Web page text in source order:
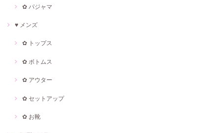
✿ パジャマ
♥ メンズ
✿ トップス
✿ ボトムス
✿ アウター
✿ セットアップ
✿ お靴